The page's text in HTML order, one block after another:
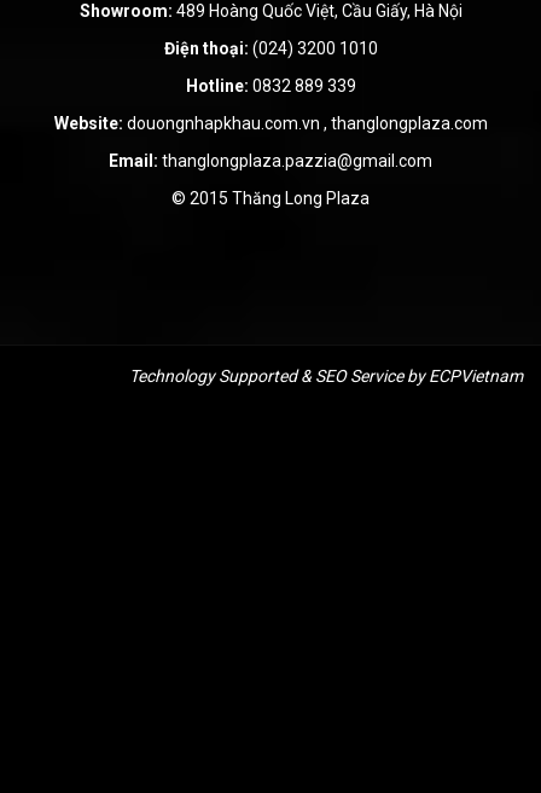
Showroom: 489 Hoàng Quốc Việt, Cầu Giấy, Hà Nội
Điện thoại: (024) 3200 1010
Hotline: 0832 889 339
Website: douongnhapkhau.com.vn , thanglongplaza.com
Email: thanglongplaza.pazzia@gmail.com
© 2015 Thăng Long Plaza
Technology Supported & SEO Serviceby ECPVietnam